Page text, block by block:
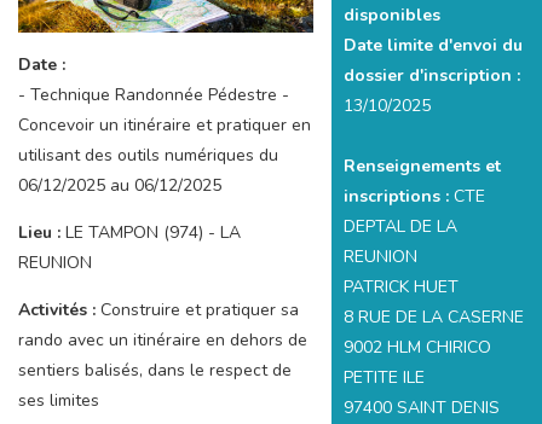
Date :
- Technique Randonnée Pédestre -
Concevoir un itinéraire et pratiquer en
utilisant des outils numériques du
06/12/2025 au 06/12/2025
Lieu : LE TAMPON (974) - LA
REUNION
Activités : Construire et pratiquer sa
rando avec un itinéraire en dehors de
sentiers balisés, dans le respect de
ses limites
disponibles
Date limite d'envoi du
dossier d'inscription :
13/10/2025
Renseignements et
inscriptions : CTE
DEPTAL DE LA
REUNION
PATRICK HUET
8 RUE DE LA CASERNE
9002 HLM CHIRICO
PETITE ILE
97400 SAINT DENIS